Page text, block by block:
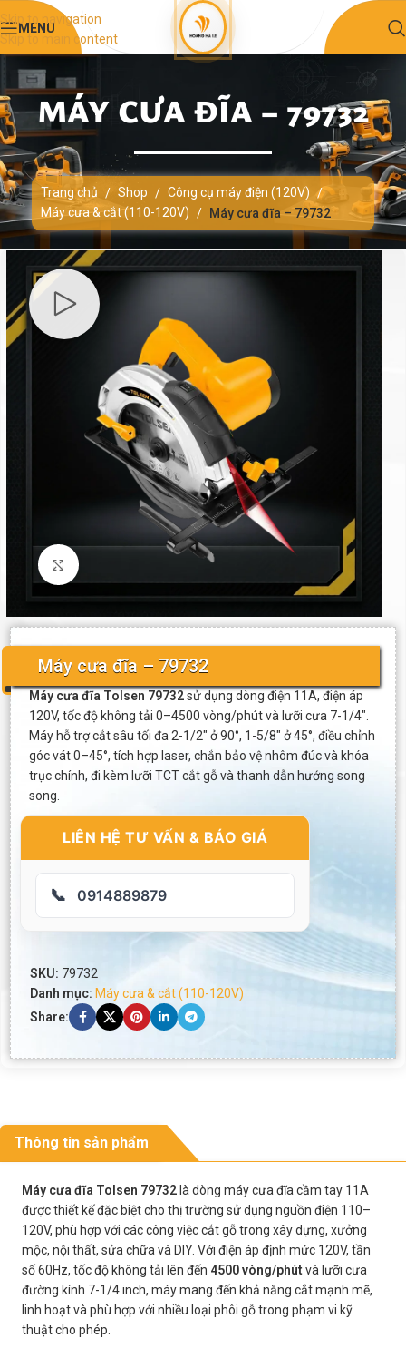
Skip to navigation
Skip to main content
MENU
MÁY CƯA ĐĨA – 79732
Trang chủ / Shop / Công cụ máy điện (120V) /
Máy cưa & cắt (110-120V) / Máy cưa đĩa – 79732
Click to enlarge
Máy cưa đĩa – 79732
Máy cưa đĩa Tolsen 79732sử dụng dòng điện 11A, điện áp
120V, tốc độ không tải 0–4500 vòng/phút và lưỡi cưa 7-1/4″.
Máy hỗ trợ cắt sâu tối đa 2-1/2″ ở 90°, 1-5/8″ ở 45°, điều chỉnh
góc vát 0–45°, tích hợp laser, chắn bảo vệ nhôm đúc và khóa
trục chính, đi kèm lưỡi TCT cắt gỗ và thanh dẫn hướng song
song.
LIÊN HỆ TƯ VẤN & BÁO GIÁ
📞 0914889879
SKU: 79732
Danh mục: Máy cưa & cắt (110-120V)
Share:
Thông tin sản phẩm
Máy cưa đĩa Tolsen 79732 là dòng máy cưa đĩa cầm tay 11A
được thiết kế đặc biệt cho thị trường sử dụng nguồn điện 110–
120V, phù hợp với các công việc cắt gỗ trong xây dựng, xưởng
mộc, nội thất, sửa chữa và DIY. Với điện áp định mức 120V, tần
số 60Hz, tốc độ không tải lên đến 4500 vòng/phút và lưỡi cưa
đường kính 7-1/4 inch, máy mang đến khả năng cắt mạnh mẽ,
linh hoạt và phù hợp với nhiều loại phôi gỗ trong phạm vi kỹ
thuật cho phép.